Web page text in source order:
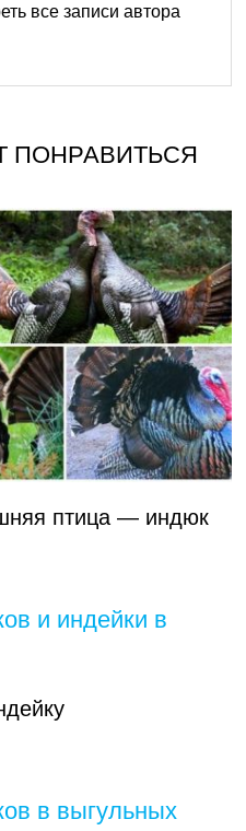
все записи автора
ПОНРАВИТЬСЯ
птица — индюк